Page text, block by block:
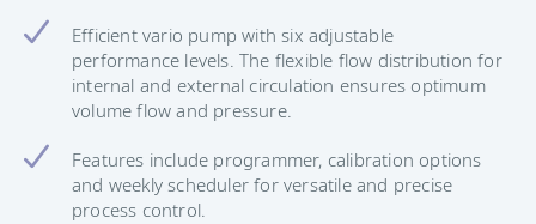
Efficient vario pump with six adjustable
performance levels. The flexible flow distribution for
internal and external circulation ensures optimum
volume flow and pressure.
Features include programmer, calibration options
and weekly scheduler for versatile and precise
process control.